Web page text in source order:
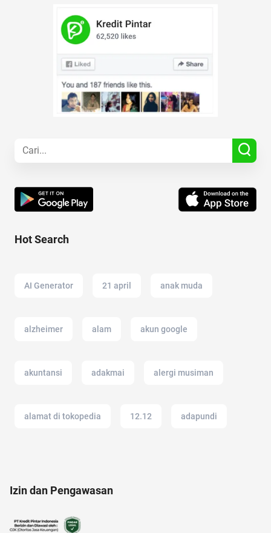
Hot Search
AI Generator 21 april anak muda
alzheimer alam akun google
akuntansi adakmai alergi musiman
alamat di tokopedia 12.12 adapundi
Izin dan Pengawasan